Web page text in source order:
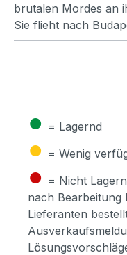
brutalen Mordes an
Sie flieht nach
● = Lagernd
● = Wenig
● = Nicht
nach Bearbeitung
Lieferanten